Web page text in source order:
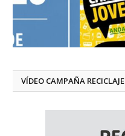
VÍDEO CAMPAÑA RECICLAJE